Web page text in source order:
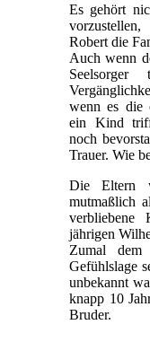
Es gehört
Robert die
Auch wenn
wenn es die
ein Kind
noch
Trauer. Wie
Die Eltern
mutmaßlich
jährigen
Zumal
Gefühlslage
unbekannt
knapp 10
Bruder.